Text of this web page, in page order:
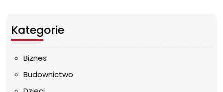
Kategorie
Biznes
Budownictwo